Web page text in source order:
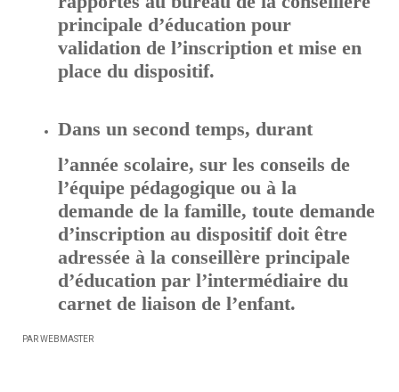
principale d’éducation pour
validation de l’inscription et mise en
place du dispositif.
Dans un second temps, durant
l’année scolaire, sur les conseils de
l’équipe pédagogique ou à la
demande de la famille, toute demande
d’inscription au dispositif doit être
adressée à la conseillère principale
d’éducation par l’intermédiaire du
carnet de liaison de l’enfant.
PAR WEBMASTER